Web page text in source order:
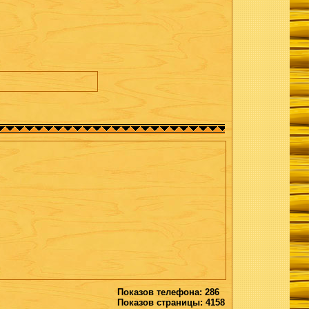
Показов телефона: 286
Показов страницы: 4158